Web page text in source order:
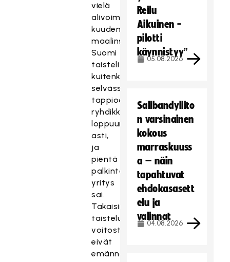
vielä
alivoimalla
kuudennen
maalinsa.
Suomi
taisteli
kuitenkin
selvässä
tappioasemassakin
ryhdikkäästi
loppuun
asti,
ja
pientä
palkintoakin
yritys
sai.
Takaisin
taisteluun
voitosta
eivät
emännät
Reilu
Aikuinen -
pilotti
käynnistyy”
05.08.2026
Salibandyliito
n varsinainen
kokous
marraskuuss
a – näin
tapahtuvat
ehdokasasett
elu ja
valinnat
04.08.2026